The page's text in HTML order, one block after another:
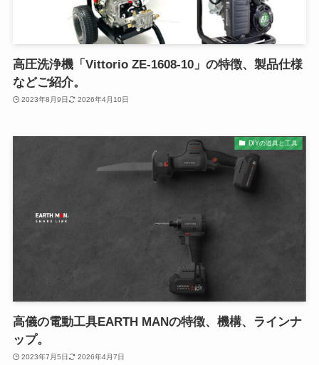
高圧洗浄機「Vittorio ZE-1608-10」の特徴、製品仕様
などご紹介。
2023年8月9日 2026年4月10日
DIYの道具と工具
高儀の電動工具EARTH MANの特徴、機構、ラインナ
ップ。
2023年7月5日 2026年4月7日